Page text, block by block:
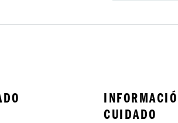
CUIDADO